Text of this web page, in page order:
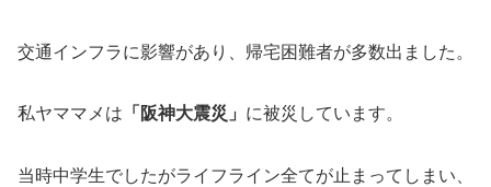
交通インフラに影響があり、帰宅困難者が多数出ました。
私ヤママメは 「阪神大震災」 に被災しています。
当時中学生でしたがライフライン全てが止まってしまい、